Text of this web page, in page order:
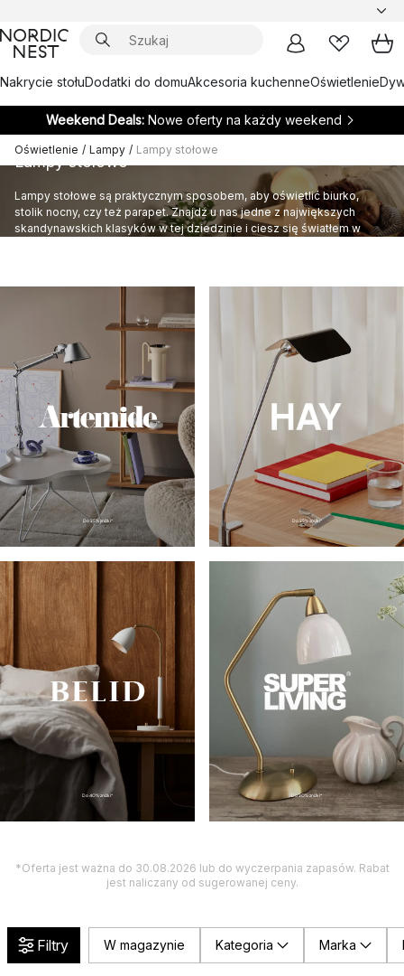
Nakrycie stołuDodatki do domuAkcesoria kuchenneOświetlenie
Weekend Deals: Nowe oferty na każdy weekend
Oświetlenie / Lampy / Lampy stołowe
Lampy stołowe
Lampy stołowe są praktycznym sposobem, aby oświetlić biurko,
stolik nocny, czy też parapet. Znajdź u nas jedne z największych
skandynawskich klasyków w tej dziedzinie i ciesz się światłem w
Do25% zniżki* Do25% zniżki*
Do40% zniżki* Do30% zniżki*
*Oferta jest ważna do 30.08.2026 lub do wyczerpania zapasów. Rabat
jest naliczany od sugerowanej ceny.
Filtry W magazynie Kategoria Marka